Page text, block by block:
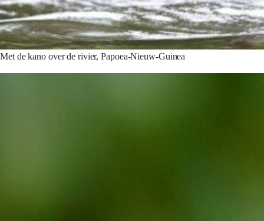
Met de kano over de rivier, Papoea-Nieuw-Guinea